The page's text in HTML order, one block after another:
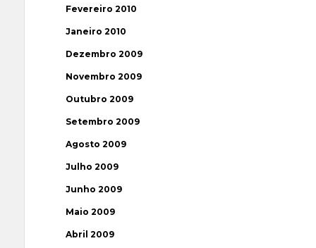
Fevereiro 2010
Janeiro 2010
Dezembro 2009
Novembro 2009
Outubro 2009
Setembro 2009
Agosto 2009
Julho 2009
Junho 2009
Maio 2009
Abril 2009